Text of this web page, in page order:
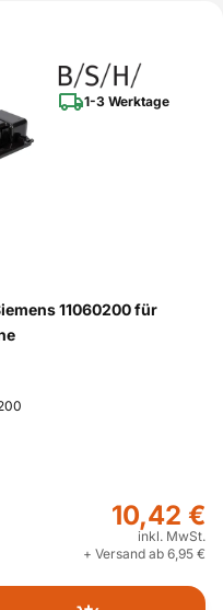
1-3 Werktage
11060200 für
10,42 €
inkl. MwSt.
+ Versand ab 6,95 €